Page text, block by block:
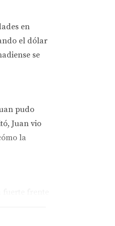
en
el dólar
se
pudo
Juan vio
la
había visto